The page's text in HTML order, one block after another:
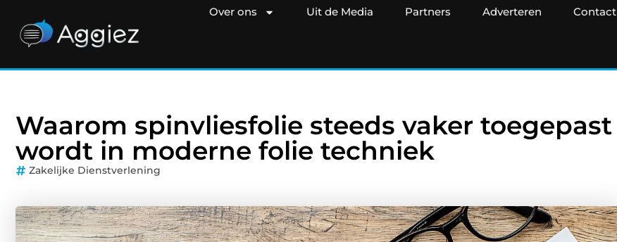
Over ons Uit de Media Partners Adverteren Contact
Waarom spinvliesfolie steeds vaker toegepast
wordt in moderne folie techniek
Zakelijke Dienstverlening